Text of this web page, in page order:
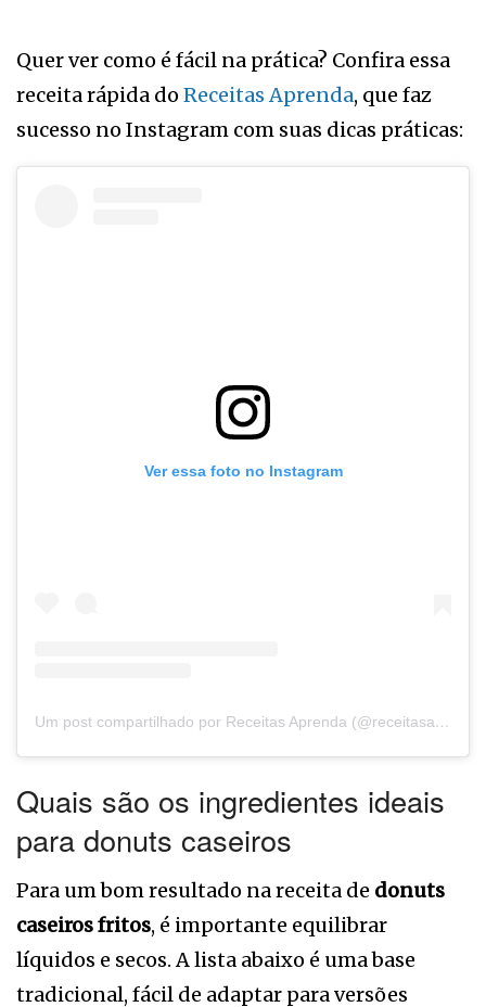
Quer ver como é fácil na prática? Confira essa
receita rápida do Receitas Aprenda, que faz
sucesso no Instagram com suas dicas práticas:
Ver essa foto no Instagram
Um post compartilhado por Receitas Aprenda (@receitasaprenda)
Quais são os ingredientes ideais
para donuts caseiros
Para um bom resultado na receita de donuts
caseiros fritos, é importante equilibrar
líquidos e secos. A lista abaixo é uma base
tradicional, fácil de adaptar para versões